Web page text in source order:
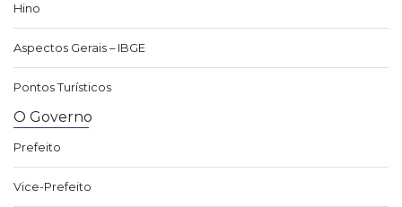
Hino
Aspectos Gerais – IBGE
Pontos Turísticos
O Governo
Prefeito
Vice-Prefeito